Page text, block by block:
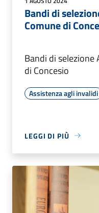
Bandi di
Comune di
Bandi di selezione
di Concesio
Assistenza agli invalidi
LEGGI DI PIÙ